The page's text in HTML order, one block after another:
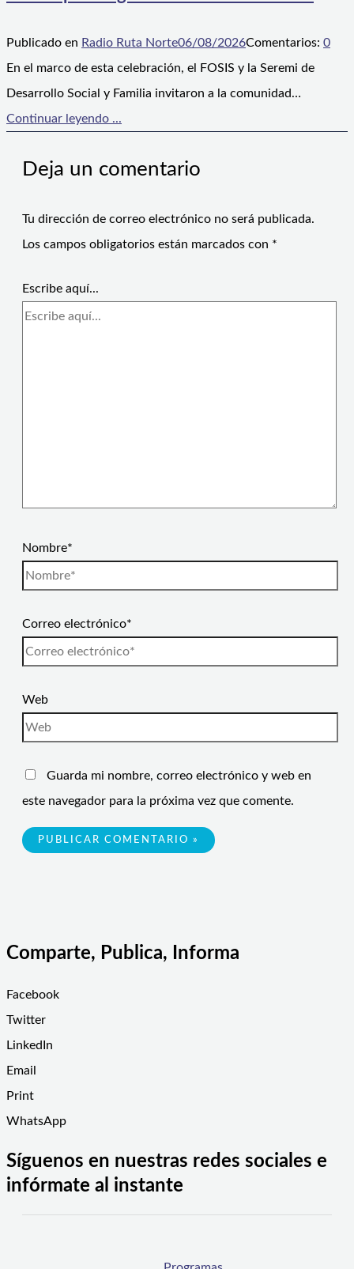
Publicado en Radio Ruta Norte06/08/2026Comentarios: 0
En el marco de esta celebración, el FOSIS y la Seremi de
Desarrollo Social y Familia invitaron a la comunidad…
Continuar leyendo ...
Deja un comentario
Tu dirección de correo electrónico no será publicada.
Los campos obligatorios están marcados con *
Escribe aquí...
Nombre*
Correo electrónico*
Web
Guarda mi nombre, correo electrónico y web en
este navegador para la próxima vez que comente.
Comparte, Publica, Informa
Facebook
Twitter
LinkedIn
Email
Print
WhatsApp
Síguenos en nuestras redes sociales e
infórmate al instante